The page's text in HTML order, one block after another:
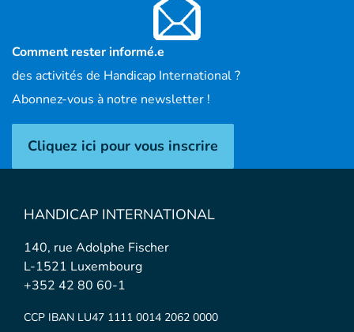
Comment rester informé.e
des activités de Handicap International ?
Abonnez-vous à notre newsletter !
Cliquez ici pour vous inscrire
HANDICAP INTERNATIONAL
140, rue Adolphe Fischer
L-1521 Luxembourg
+352 42 80 60-1
CCP IBAN LU47 1111 0014 2062 0000